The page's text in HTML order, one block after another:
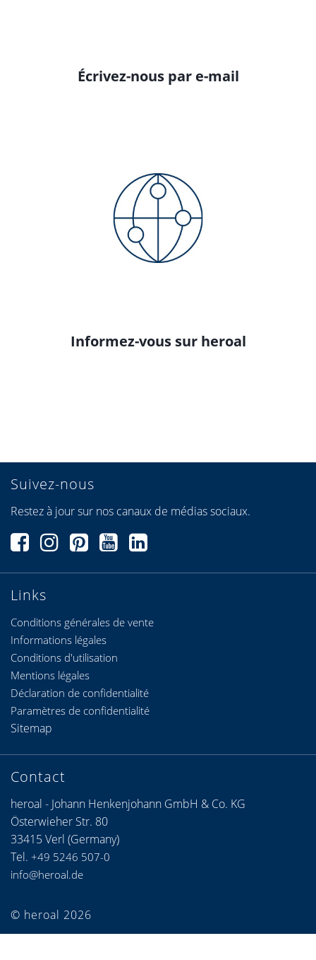
Écrivez-nous par e-mail
Informez-vous sur heroal
Links
Conditions générales de vente
Informations légales
Conditions d'utilisation
Suivez-nous
Restez à jour sur nos canaux de médias sociaux.
Contact
heroal - Johann Henkenjohann GmbH & Co. KG
Österwieher Str. 80
33415 Verl (Germany)
Tel. +49 5246 507-0
info@heroal.de
Mentions légales
Déclaration de confidentialité
Paramètres de confidentialité
Sitemap
© heroal 2026